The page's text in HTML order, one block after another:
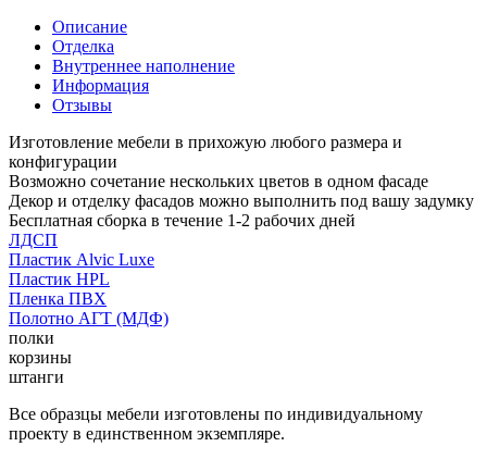
Описание
Отделка
Внутреннее наполнение
Информация
Отзывы
Изготовление мебели в прихожую любого размера и
конфигурации
Возможно сочетание нескольких цветов в одном фасаде
Декор и отделку фасадов можно выполнить под вашу задумку
Бесплатная сборка в течение 1-2 рабочих дней
ЛДСП
Пластик Alvic Luxe
Пластик HPL
Пленка ПВХ
Полотно АГТ (МДФ)
полки
корзины
штанги
Все образцы мебели изготовлены по индивидуальному
проекту в единственном экземпляре.